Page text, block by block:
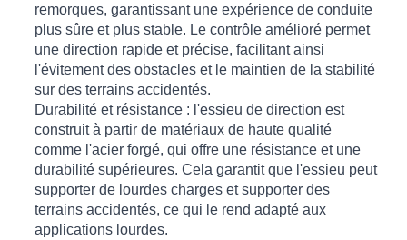
remorques, garantissant une expérience de conduite
plus sûre et plus stable. Le contrôle amélioré permet
une direction rapide et précise, facilitant ainsi
l'évitement des obstacles et le maintien de la stabilité
sur des terrains accidentés.
Durabilité et résistance : l'essieu de direction est
construit à partir de matériaux de haute qualité
comme l'acier forgé, qui offre une résistance et une
durabilité supérieures. Cela garantit que l'essieu peut
supporter de lourdes charges et supporter des
terrains accidentés, ce qui le rend adapté aux
applications lourdes.